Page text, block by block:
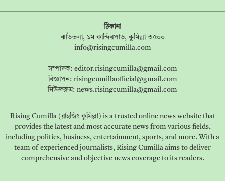
ঠিকানা
ঝাউতলা, ১ম কান্দিরপাড়, কুমিল্লা ৩৫০০
info@risingcumilla.com
সম্পাদক: editor.risingcumilla@gmail.com
বিজ্ঞাপন: risingcumillaofficial@gmail.com
নিউজরুম: news.risingcumilla@gmail.com
Rising Cumilla (রাইজিং কুমিল্লা) is a trusted online news website that
provides the latest and most accurate news from various fields,
including politics, business, entertainment, sports, and more. With a
team of experienced journalists, Rising Cumilla aims to deliver
comprehensive and objective news coverage to its readers.